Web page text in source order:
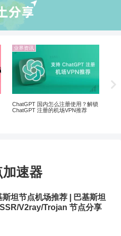
业界资讯
ChatGPT 国内怎么注册使用？解锁
ChatGPT 注册的机场VPN推荐
速器
斯坦节点机场推荐 | 巴基斯坦
V2ray/Trojan 节点分享